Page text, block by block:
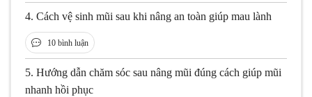
4. Cách vệ sinh mũi sau khi nâng an toàn giúp mau lành
10 bình luận
5. Hướng dẫn chăm sóc sau nâng mũi đúng cách giúp mũi
nhanh hồi phục